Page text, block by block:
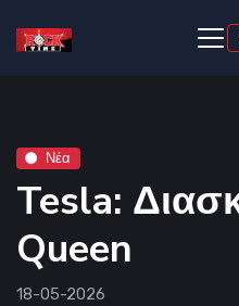
Νέα
Tesla:
Queen
18-05-2026